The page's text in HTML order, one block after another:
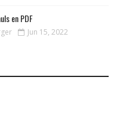
en PDF
Jun 15, 2022